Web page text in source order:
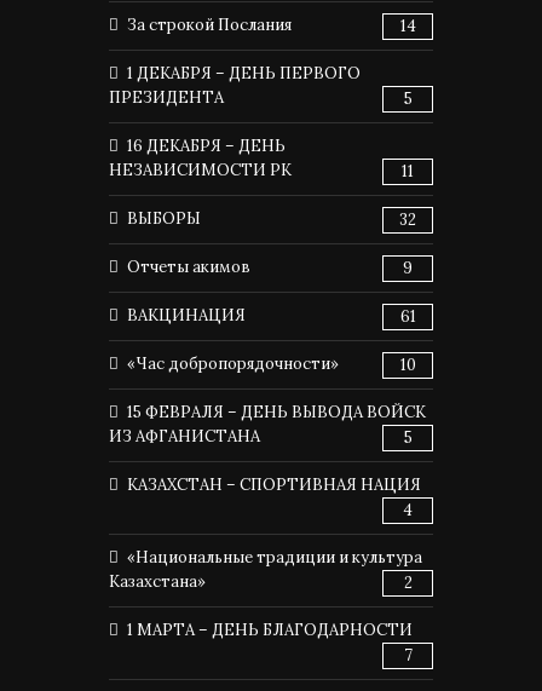
За строкой Послания 14
1 ДЕКАБРЯ – ДЕНЬ ПЕРВОГО
ПРЕЗИДЕНТА
5
16 ДЕКАБРЯ – ДЕНЬ
НЕЗАВИСИМОСТИ РК
11
ВЫБОРЫ 32
Отчеты акимов 9
ВАКЦИНАЦИЯ 61
«Час добропорядочности» 10
15 ФЕВРАЛЯ – ДЕНЬ ВЫВОДА ВОЙСК
ИЗ АФГАНИСТАНА
5
КАЗАХСТАН – СПОРТИВНАЯ НАЦИЯ
4
«Национальные традиции и культура
Казахстана»
2
1 МАРТА – ДЕНЬ БЛАГОДАРНОСТИ
7